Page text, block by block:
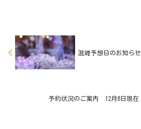
混雑予想日のお知らせ
予約状況のご案内 12月6日現在